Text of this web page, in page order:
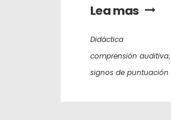
Lea mas
Didáctica
comprensión auditiva,
signos de puntuación